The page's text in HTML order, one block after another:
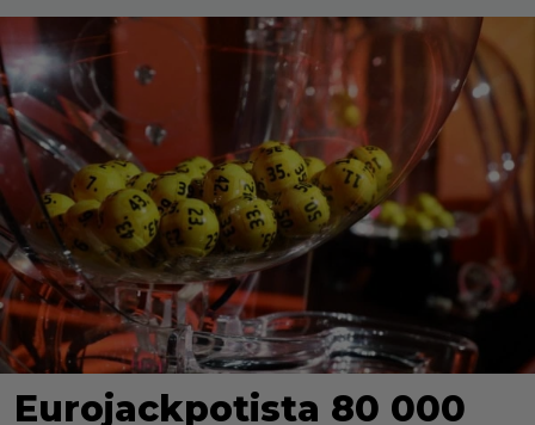
Eurojackpotista 80 000